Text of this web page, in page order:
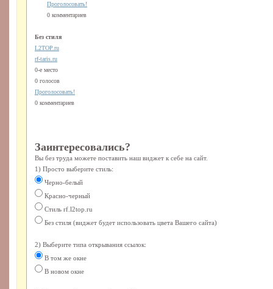
Проголосовать!
0 комментариев
Без стиля
L2TOP.ru
rf-taris.ru
0-е место
0 голосов
Проголосовать!
0 комментариев
Заинтересовались?
Вы без труда можете поставить наш виджет к себе на сайт.
1) Просто выберите стиль:
Черно-белый
Красно-черный
Стиль rf.l2top.ru
Без стиля (виджет будет использовать цвета Вашего сайта)
2) Выберите типа открывания ссылок:
В том же окне
В новом окне